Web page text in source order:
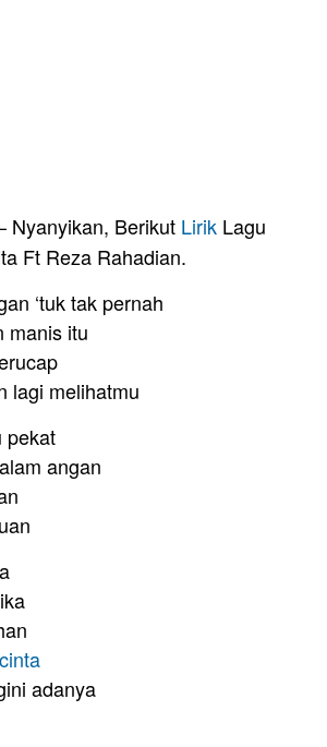
Nyanyikan, Berikut Lirik Lagu
Ft Reza Rahadian.
‘tuk tak pernah
manis itu
lagi melihatmu
pekat
angan
cinta
adanya